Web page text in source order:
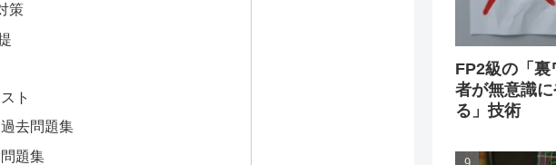
策
ト
去問題集
題集
FP2級の「
者が無意識
る」技術